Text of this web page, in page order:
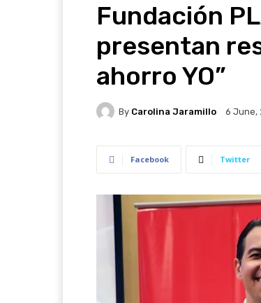
Fundación
presentan
ahorro YO”
By Carolina Jaramillo 6 June,
Facebook Twitter